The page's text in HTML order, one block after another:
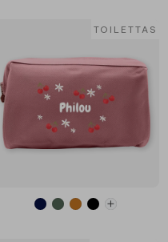
TOILETTAS